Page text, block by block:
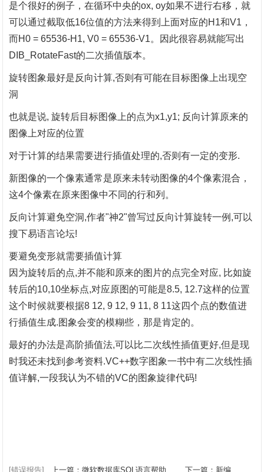
是个很好的例子，在循环中央的ox, oy如果不进行右移，就
可以通过截取低16位值的方法来得到上面对应的H1和V1，
而H0 = 65536-H1, V0 = 65536-V1。因此很容易就能写出
DIB_RotateFast的二次插值版本。
旋转图象最好是反向计算,否则有可能在目标图像上出现空
洞
也就是说, 旋转后目标图像上的点为x1,y1; 反向计算原来的
图像上对应的位置
对于计算的结果需要进行插值处理的,否则有一定的变形.
新图像的一个像素通常是原来未转动图像的4个像素混合，
这4个像素在原来图像中不同的行和列。
反向计算避免空洞,作者"神2"曾写过反向计算旋转一例,可以
搜下易语言论坛!
要避免变形就需要插值计算
因为旋转后的点,并不能和原来的图片的点完全对应, 比如旋
转后的10,10坐标点,对应原图的可能是8.5, 12.7这样的位置
这个时候就要根据8 12, 9 12, 9 11, 8 11这四个点的数值进
行插值生成.图象会变的模糊些，那是肯定的。
最好的办法是高阶插值法,可以比二次线性插值更好,但是现
时我还未找到参考资料.VC++数字图象一书中有二次线性插
值详解,一段我认为不错的VC的图象旋律代码!
[错误报告] 上一篇：微软数据库SQL语言帮助... 下一篇：新编